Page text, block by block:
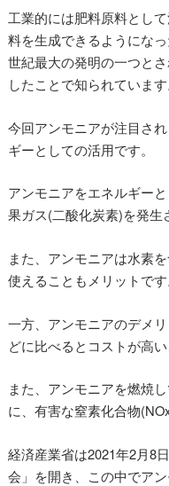
工業的には肥料原料とし
料を生成できるようにな
世紀最大の発明の一つと
したことで知られています
今回アンモニアが注目さ
ギーとしての活用です。
アンモニアをエネルギー
果ガス(二酸化炭素)を発生
また、アンモニアは水素
使えることもメリットです
一方、アンモニアのデメ
どに比べるとコストが高い
また、アンモニアを燃焼
に、有害な窒素化合物
経済産業省は2021年2月8
会」を開き、この中でア